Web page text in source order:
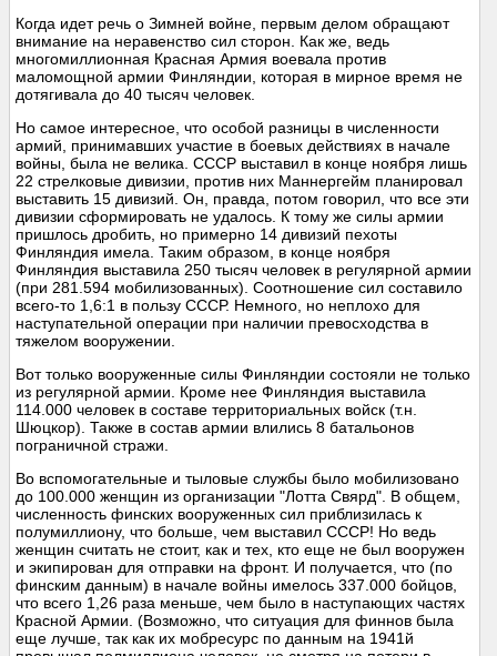
Когда идет речь о Зимней войне, первым делом обращают
внимание на неравенство сил сторон. Как же, ведь
многомиллионная Красная Армия воевала против
маломощной армии Финляндии, которая в мирное время не
дотягивала до 40 тысяч человек.
Но самое интересное, что особой разницы в численности
армий, принимавших участие в боевых действиях в начале
войны, была не велика. СССР выставил в конце ноября лишь
22 стрелковые дивизии, против них Маннергейм планировал
выставить 15 дивизий. Он, правда, потом говорил, что все эти
дивизии сформировать не удалось. К тому же силы армии
пришлось дробить, но примерно 14 дивизий пехоты
Финляндия имела. Таким образом, в конце ноября
Финляндия выставила 250 тысяч человек в регулярной армии
(при 281.594 мобилизованных). Соотношение сил составило
всего-то 1,6:1 в пользу СССР. Немного, но неплохо для
наступательной операции при наличии превосходства в
тяжелом вооружении.
Вот только вооруженные силы Финляндии состояли не только
из регулярной армии. Кроме нее Финляндия выставила
114.000 человек в составе территориальных войск (т.н.
Шюцкор). Также в состав армии влились 8 батальонов
пограничной стражи.
Во вспомогательные и тыловые службы было мобилизовано
до 100.000 женщин из организации "Лотта Свярд". В общем,
численность финских вооруженных сил приблизилась к
полумиллиону, что больше, чем выставил СССР! Но ведь
женщин считать не стоит, как и тех, кто еще не был вооружен
и экипирован для отправки на фронт. И получается, что (по
финским данным) в начале войны имелось 337.000 бойцов,
что всего 1,26 раза меньше, чем было в наступающих частях
Красной Армии. (Возможно, что ситуация для финнов была
еще лучше, так как их мобресурс по данным на 1941й